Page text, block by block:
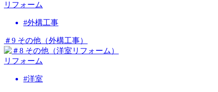
リフォーム
#外構工事
＃9 その他（外構工事）
リフォーム
#洋室